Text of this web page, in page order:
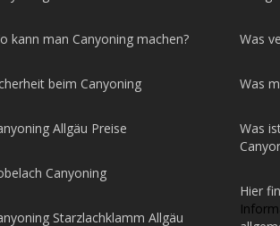
kann man Canyoning machen?
beim Canyoning
Allgäu Preise
Canyoning
Starzlachklamm Allgäu
Was
Was
Was
Hier